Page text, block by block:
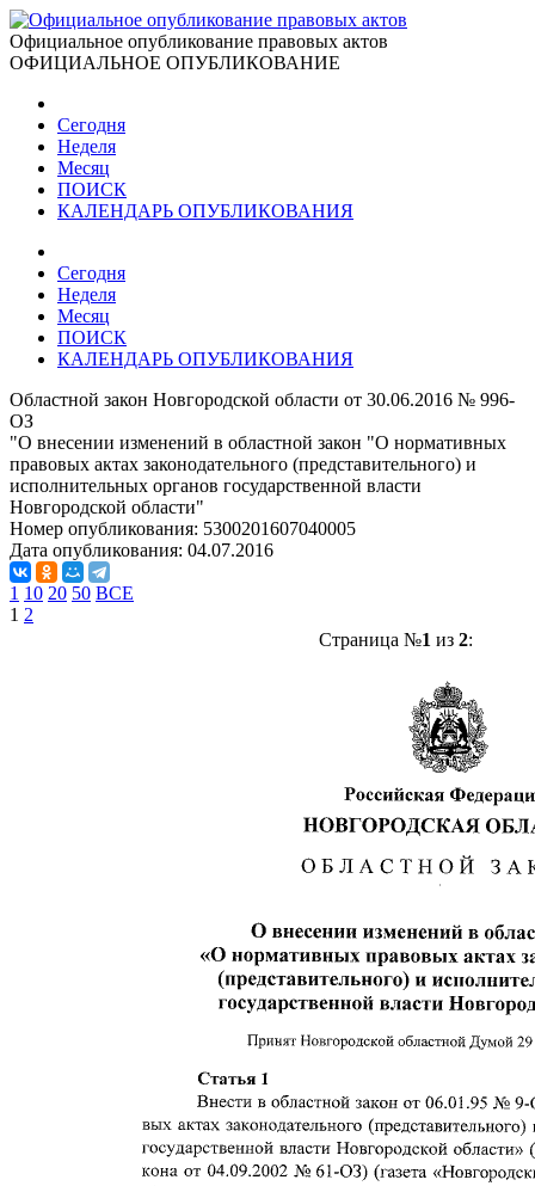
Официальное опубликование правовых актов
ОФИЦИАЛЬНОЕ ОПУБЛИКОВАНИЕ
Сегодня
Неделя
Месяц
ПОИСК
КАЛЕНДАРЬ ОПУБЛИКОВАНИЯ
Сегодня
Неделя
Месяц
ПОИСК
КАЛЕНДАРЬ ОПУБЛИКОВАНИЯ
Областной закон Новгородской области от 30.06.2016 № 996-
ОЗ
"О внесении изменений в областной закон "О нормативных
правовых актах законодательного (представительного) и
исполнительных органов государственной власти
Новгородской области"
Номер опубликования: 5300201607040005
Дата опубликования: 04.07.2016
1 10 20 50 ВСЕ
1 2
Страница №1 из 2: